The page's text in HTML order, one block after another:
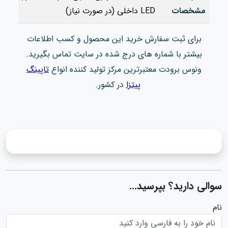
مشخصات
LED داخلی (در صورت نیاز)
برای ثبت سفارش خرید این محصول و کسب اطلاعات
بیشتر با شماره های درج شده در سایت تماس بگیرید.
ونوس برودت معتبرترین مرکز تولید کننده انواع تاپینگ
پیتزادر کشور.
سوالی دارید؟ بپرسید...
نام